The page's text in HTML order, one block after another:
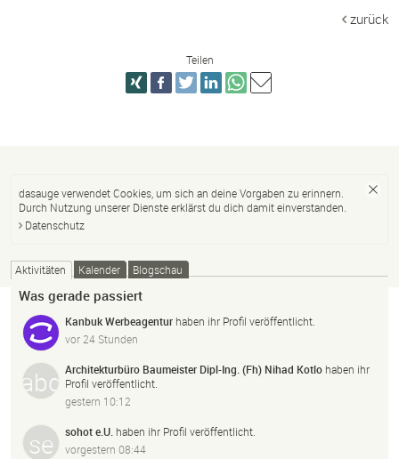
zurück
Teilen
dasauge verwendet Cookies, um sich an deine Vorgaben zu erinnern.
Durch Nutzung unserer Dienste erklärst du dich damit einverstanden.
Datenschutz
Aktivitäten Kalender Blogschau
Was gerade passiert
Kanbuk Werbeagentur haben ihr Profil veröffentlicht.
vor 24 Stunden
Architekturbüro Baumeister Dipl-Ing. (Fh) Nihad Kotlo haben ihr
Profil veröffentlicht.
gestern 10:12
sohot e.U. haben ihr Profil veröffentlicht.
vorgestern 08:44